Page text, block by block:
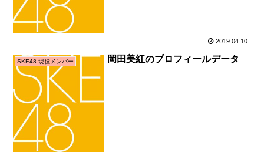
2019.04.10
SKE48 現役メンバー 岡田美紅のプロフィールデータ